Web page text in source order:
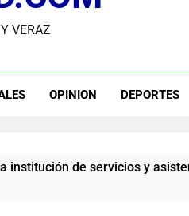
de cheques por
en Venezuela donde lo
VERAZ
OPINION DEPORTES
y asistencia social